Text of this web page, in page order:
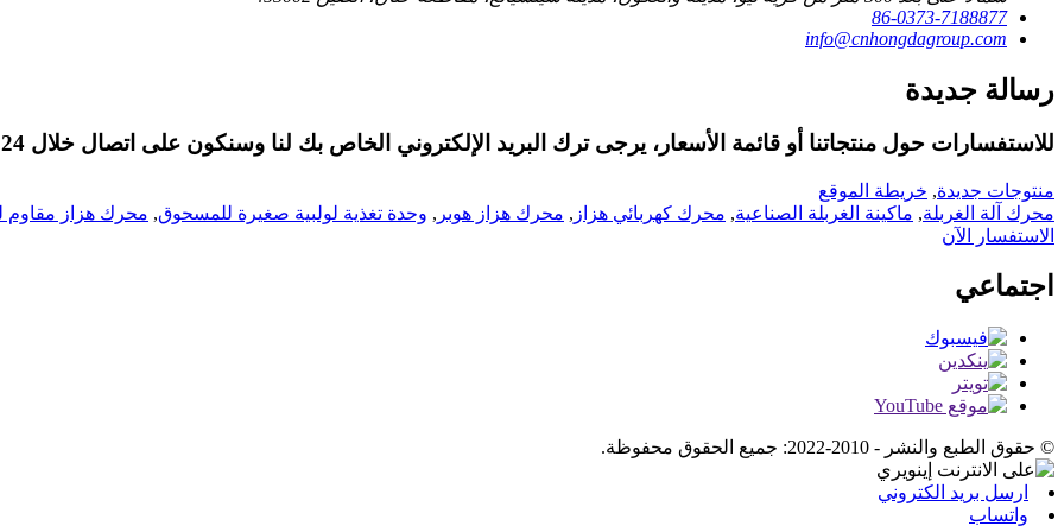
86-0373-7188877
info@cnhongdagroup.com
رسالة جديدة
للاستفسارات حول منتجاتنا أو قائمة الأسعار، يرجى ترك البريد الإلكتروني الخاص بك لنا وسنكون على اتصال خلال 24 ساعة.
منتوجات جديدة, خريطة الموقع
محرك آلة الغربلة, ماكينة الغربلة الصناعية, محرك كهربائي هزاز , محرك هزاز هوبر , وحدة تغذية لولبية صغيرة للمسحوق, محرك هزاز مقاوم
الاستفسار الآن
اجتماعي
© حقوق الطبع والنشر - 2010-2022: جميع الحقوق محفوظة.
ارسل بريد الكتروني
واتساب